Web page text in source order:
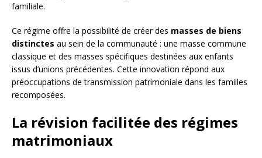
familiale.
Ce régime offre la possibilité de créer des masses de biens
distinctes au sein de la communauté : une masse commune
classique et des masses spécifiques destinées aux enfants
issus d’unions précédentes. Cette innovation répond aux
préoccupations de transmission patrimoniale dans les familles
recomposées.
La révision facilitée des régimes
matrimoniaux